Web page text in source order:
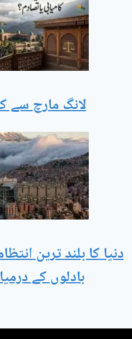
لانگ مارچ سے
دنیا کا بلند ترین
بادلوں کے